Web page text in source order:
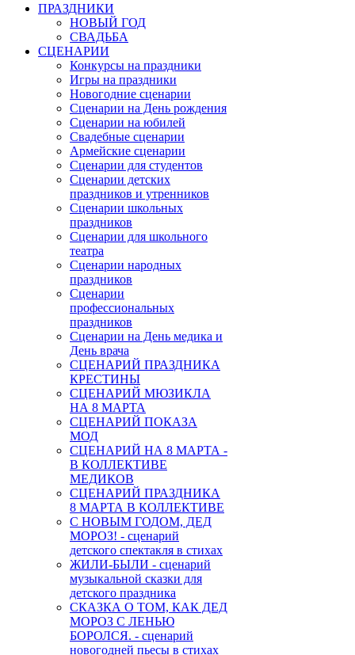
ПРАЗДНИКИ
НОВЫЙ ГОД
СВАДЬБА
СЦЕНАРИИ
Конкурсы на праздники
Игры на праздники
Новогодние сценарии
Сценарии на День рождения
Сценарии на юбилей
Свадебные сценарии
Армейские сценарии
Сценарии для студентов
Сценарии детских
праздников и утренников
Сценарии школьных
праздников
Сценарии для школьного
театра
Сценарии народных
праздников
Сценарии
профессиональных
праздников
Сценарии на День медика и
День врача
СЦЕНАРИЙ ПРАЗДНИКА
КРЕСТИНЫ
СЦЕНАРИЙ МЮЗИКЛА
НА 8 МАРТА
СЦЕНАРИЙ ПОКАЗА
МОД
СЦЕНАРИЙ НА 8 МАРТА -
В КОЛЛЕКТИВЕ
МЕДИКОВ
СЦЕНАРИЙ ПРАЗДНИКА
8 МАРТА В КОЛЛЕКТИВЕ
С НОВЫМ ГОДОМ, ДЕД
МОРОЗ! - сценарий
детского спектакля в стихах
ЖИЛИ-БЫЛИ - сценарий
музыкальной сказки для
детского праздника
СКАЗКА О ТОМ, КАК ДЕД
МОРОЗ С ЛЕНЬЮ
БОРОЛСЯ. - сценарий
новогодней пьесы в стихах